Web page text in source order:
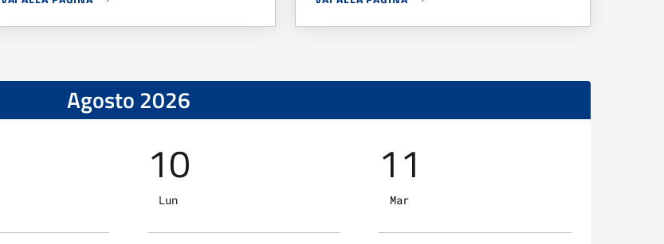
A PROPOSITO DISOSTENIBILITÀ E FILIERA CORTA, BAGNO A RIPOLI ADERISCE AL DISTRETTO BIOLOGICO DEL
A PROPOSITO DISEGNALAZIONE POSSIBILI TRUFFE
Agosto 2026
10
Lun
11
Mar